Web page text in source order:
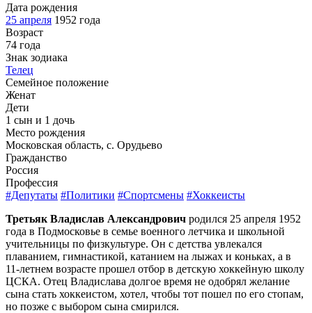
Дата рождения
25 апреля 1952 года
Возраст
74 года
Знак зодиака
Телец
Семейное положение
Женат
Дети
1 сын и 1 дочь
Место рождения
Московская область, с. Орудьево
Гражданство
Россия
Профессия
#Депутаты #Политики #Спортсмены #Хоккеисты
Третьяк Владислав Александрович родился 25 апреля 1952
года в Подмосковье в семье военного летчика и школьной
учительницы по физкультуре. Он с детства увлекался
плаванием, гимнастикой, катанием на лыжах и коньках, а в
11-летнем возрасте прошел отбор в детскую хоккейную школу
ЦСКА. Отец Владислава долгое время не одобрял желание
сына стать хоккеистом, хотел, чтобы тот пошел по его стопам,
но позже с выбором сына смирился.